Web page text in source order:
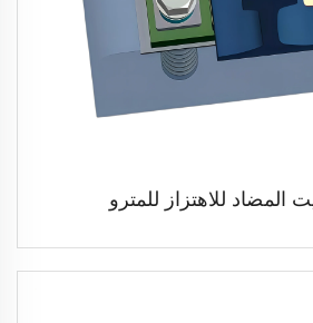
المضاد للاهتزاز للمترو